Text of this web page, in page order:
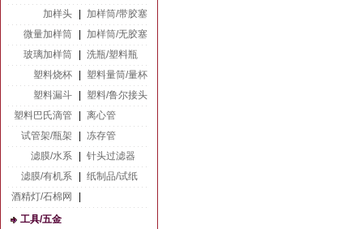
加样头
加样筒/带胶塞
微量加样筒
加样筒/无胶塞
玻璃加样筒
洗瓶/塑料瓶
塑料烧杯
塑料量筒/量杯
塑料漏斗
塑料/鲁尔接头
塑料巴氏滴管
离心管
试管架/瓶架
冻存管
滤膜/水系
针头过滤器
滤膜/有机系
纸制品/试纸
酒精灯/石棉网
工具/五金